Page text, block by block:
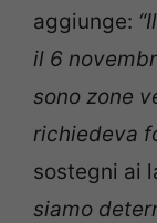
aggiunge:
il 6
sono zone
richiedeva
sostegni ai
siamo